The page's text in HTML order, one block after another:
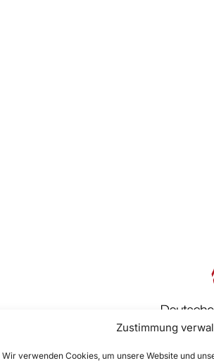
Zustimmung
Wir verwenden Cookies, um unsere Website und
Zur